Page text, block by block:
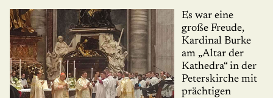
Es war eine
große Freude,
Kardinal Burke
am „Altar der
Kathedra“ in der
Peters­kirche mit
prächtigen